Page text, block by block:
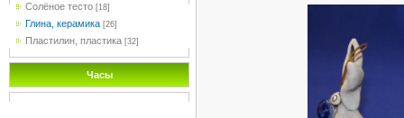
Солёное тесто [18]
Глина, керамика [26]
Пластилин, пластика [32]
Часы